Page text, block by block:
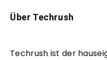
Über Techrush
Techrush ist der